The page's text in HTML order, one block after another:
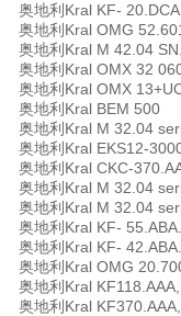
奥地利Kral KF-
奥地利Kral OMG
奥地利Kral M 42.04
奥地利Kral OMX 32
奥地利Kral OMX
奥地利Kral BEM 500
奥地利Kral M 32.04
奥地利Kral EKS12-
奥地利Kral CKC-
奥地利Kral M 32.04
奥地利Kral M 32.04
奥地利Kral KF-
奥地利Kral KF-
奥地利Kral OMG
奥地利Kral
奥地利Kral